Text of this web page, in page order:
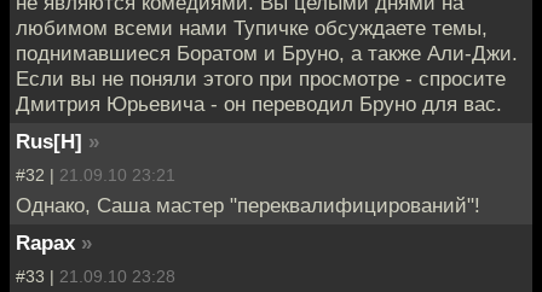
любимом всеми нами Тупичке обсуждаете темы,
поднимавшиеся Боратом и Бруно, а также Али-Джи.
Если вы не поняли этого при просмотре - спросите
Дмитрия Юрьевича - он переводил Бруно для вас.
Rus[H] »
#32 | 21.09.10 23:21
Однако, Саша мастер "переквалифицирований"!
Rapax »
#33 | 21.09.10 23:28